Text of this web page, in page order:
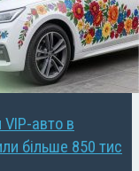
авто в
більше 850 тис